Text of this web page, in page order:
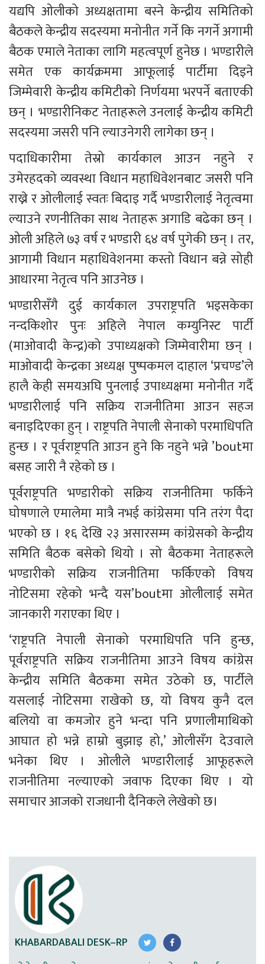
यद्यपि ओलीको अध्यक्षतामा बस्ने केन्द्रीय समितिको
बैठकले केन्द्रीय सदस्यमा मनोनीत गर्ने कि नगर्ने अगामी
बैठक एमाले नेताका लागि महत्वपूर्ण हुनेछ । भण्डारीले
समेत एक कार्यक्रममा आफूलाई पार्टीमा दिइने
जिम्मेवारी केन्द्रीय कमिटीको निर्णयमा भरपर्ने बताएकी
छन् । भण्डारीनिकट नेताहरूले उनलाई केन्द्रीय कमिटी
सदस्यमा जसरी पनि ल्याउनेगरी लागेका छन् ।
पदाधिकारीमा तेस्रो कार्यकाल आउन नहुने र
उमेरहदको व्यवस्था विधान महाधिवेशनबाट जसरी पनि
राख्ने र ओलीलाई स्वतः बिदाइ गर्दै भण्डारीलाई नेतृत्वमा
ल्याउने रणनीतिका साथ नेताहरू अगाडि बढेका छन् ।
ओली अहिले ७३ वर्ष र भण्डारी ६४ वर्ष पुगेकी छन् । तर,
आगामी विधान महाधिवेशनमा कस्तो विधान बन्ने सोही
आधारमा नेतृत्व पनि आउनेछ ।
भण्डारीसँगै दुई कार्यकाल उपराष्ट्रपति भइसकेका
नन्दकिशोर पुनः अहिले नेपाल कम्युनिस्ट पार्टी
(माओवादी केन्द्र)को उपाध्यक्षको जिम्मेवारीमा छन् ।
माओवादी केन्द्रका अध्यक्ष पुष्पकमल दाहाल ‘प्रचण्ड’ले
हालै केही समयअघि पुनलाई उपाध्यक्षमा मनोनीत गर्दै
भण्डारीलाई पनि सक्रिय राजनीतिमा आउन सहज
बनाइदिएका हुन् । राष्ट्रपति नेपाली सेनाको परमाधिपति
हुन्छ । र पूर्वराष्ट्रपति आउन हुने कि नहुने भन्ने ’boutमा
बसह जारी नै रहेको छ ।
पूर्वराष्ट्रपति भण्डारीको सक्रिय राजनीतिमा फर्किने
घोषणाले एमालेमा मात्रै नभई कांग्रेसमा पनि तरंग पैदा
भएको छ । १६ देखि २३ असारसम्म कांग्रेसको केन्द्रीय
समिति बैठक बसेको थियो । सो बैठकमा नेताहरूले
भण्डारीको सक्रिय राजनीतिमा फर्किएको विषय
नोटिसमा रहेको भन्दै यस’boutमा ओलीलाई समेत
जानकारी गराएका थिए ।
‘राष्ट्रपति नेपाली सेनाको परमाधिपति पनि हुन्छ,
पूर्वराष्ट्रपति सक्रिय राजनीतिमा आउने विषय कांग्रेस
केन्द्रीय समिति बैठकमा समेत उठेको छ, पार्टीले
यसलाई नोटिसमा राखेको छ, यो विषय कुनै दल
बलियो वा कमजोर हुने भन्दा पनि प्रणालीमाथिको
आघात हो भन्ने हाम्रो बुझाइ हो,’ ओलीसँग देउवाले
भनेका थिए । ओलीले भण्डारीलाई आफूहरूले
राजनीतिमा नल्याएको जवाफ दिएका थिए । यो
समाचार आजको राजधानी दैनिकले लेखेको छ।
KHABARDABALI DESK–RP